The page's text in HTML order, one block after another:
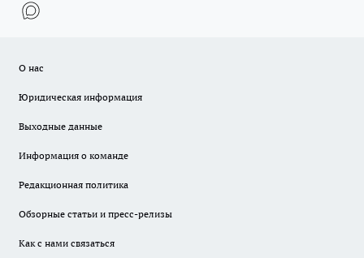
О нас
Юридическая информация
Выходные данные
Информация о команде
Редакционная политика
Обзорные статьи и пресс-релизы
Как с нами связаться